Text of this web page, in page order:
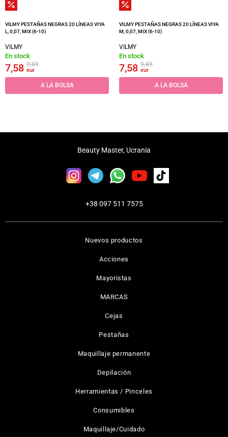
VILMY PESTAÑAS NEGRAS 20 LÍNEAS VIYA
L, 0,07, MIX (6-10)
VILMY
En stock
7,58 9,69
eur
A LA BOLSA
VILMY PESTAÑAS NEGRAS 20 LÍNEAS VIYA
M, 0,07, MIX (6-10)
VILMY
En stock
7,58 9,69
eur
A LA BOLSA
Nuevos productos
Acciones
Mayoristas
MARCAS
Cejas
Pestañas
Maquillaje permanente
Depilación
Herramientas / Pinceles
Consumibles
Maquillaje/Cuidado
Beauty Master, Ucrania
+38 097 511 7575